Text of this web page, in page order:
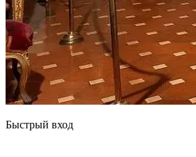
Быстрый вход